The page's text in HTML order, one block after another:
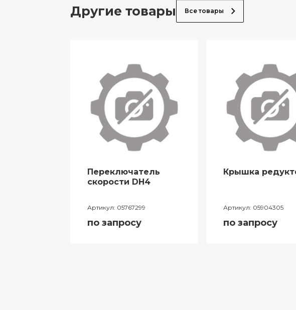
Другие товары Все товары
Переключатель
скорости DH4
Артикул: 05767299
по запросу
Крышка
Артикул: 05904305
по запросу